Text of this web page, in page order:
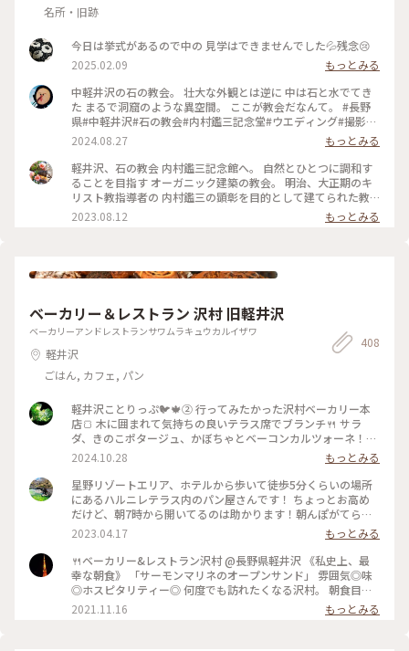
名所・旧跡
今日は挙式があるので中の 見学はできませんでした💦残念😢
2025.02.09
もっとみる
中軽井沢の石の教会。 壮大な外観とは逆に 中は石と水でてき
た まるで洞窟のような異空間。 ここが教会だなんて。 #長野
県#中軽井沢#石の教会#内村鑑三記念堂#ウエディング#撮影禁
止
2024.08.27
もっとみる
軽井沢、石の教会 内村鑑三記念館へ。 自然とひとつに調和す
ることを目指す オーガニック建築の教会。 明治、大正期のキ
リスト教指導者の 内村鑑三の顕彰を目的として建てられた教
会です。 地上は礼拝堂で、写真は地下の 内村鑑三記念堂の外
です。 （この日は夕方から結婚式だったため 礼拝堂は撮影で
によるもので、 石は男性で、ガラスは女性を 象徴しているそ
っぷ旅 #美しい町 #オーガニック建築
2023.08.12 もっとみる
ベーカリー＆レストラン 沢村 旧軽井沢
ベーカリーアンドレストランサワムラキュウカルイザワ
軽井沢
ごはん, カフェ, パン
408
軽井沢ことりっぷ🐦️🍁② 行ってみたかった沢村ベーカリー本
店🍞 木に囲まれて気持ちの良いテラス席でブランチ🍴 サラ
ダ、きのこポタージュ、かぼちゃとベーコンカルツォーネ！軽
井沢限定の言葉に惹かれてカルツォーネを選びました😋♡♫ご
ろごろ肉厚ベーコン、濃厚チーズがとろ〜り、かぼちゃの甘さ
も美味しくて秋を感じました🎃💕 ショーケースは横に長〜く
てパンの品揃えも豊富で買いたくなりましたが新宿に帰ったら
買えるからなぁと眺めて我慢〜😊💓 #沢村ベーカリー #ベーカ
リー＆レストラン沢村 #本店 #旧軽井沢 #緑がきれい #緑に囲
まれて #ブランチ #カルツォーネ #ベーカリー #軽井沢 #限定 #
軽井沢ことりっぷ
2024.10.28
もっとみる
星野リゾートエリア、ホテルから歩いて徒歩5分くらいの場所
にあるハルニレテラス内のパン屋さんです！ ちょっとお高め
だけど、朝7時から開いてるのは助かります！朝んぽがてら行
ってみてはいかがでしょうか？ 小鳥のさえずり、川のせせら
ぎに癒されながら、美味しいパンが堪能できます😊 #パン屋 #
軽井沢 #私のことりっぷ旅
2023.04.17
もっとみる
🍴ベーカリー&レストラン沢村 @長野県軽井沢 《私史上、最
幸な朝食》 「サーモンマリネのオープンサンド」 雰囲気◎味
◎ホスピタリティー◎ 何度でも訪れたくなる沢村。 朝食目当
てに朝早くから混雑することもあるそう。 それでも食べたくな
る沢村のモーニング。 私は軽井沢でのモーニングは沢村一択で
2021.11.16 もっとみる